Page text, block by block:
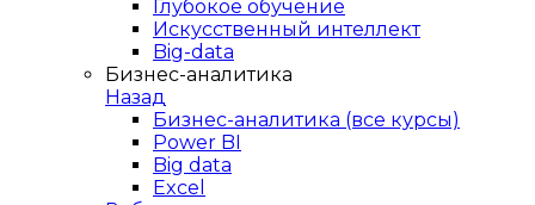
Глубокое обучение
Искусственный интеллект
Big-data
Бизнес-аналитика
Назад
Бизнес-аналитика (все курсы)
Power BI
Big data
Excel